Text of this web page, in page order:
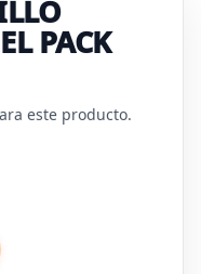
PACK
este producto.
era:
$9.884.